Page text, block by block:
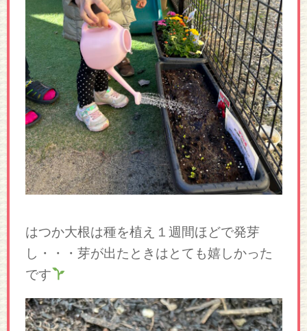
はつか大根は種を植え１週間ほどで発芽
し・・・芽が出たときはとても嬉しかった
です